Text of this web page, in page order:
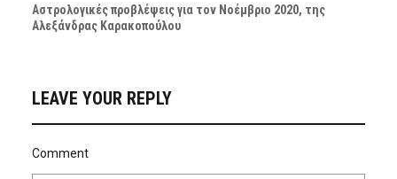
Αστρολογικές προβλέψεις για τον Νοέμβριο 2020, της
Αλεξάνδρας Καρακοπούλου
LEAVE YOUR REPLY
Comment